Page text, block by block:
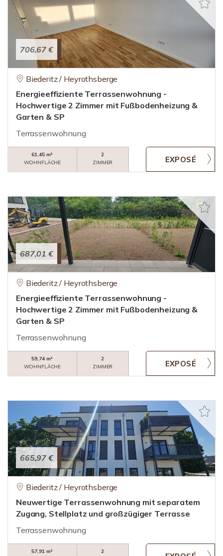
706,67 €
Biederitz / Heyrothsberge
Energieeffiziente Terrassenwohnung -
Hochwertige 2 Zimmer mit Fußbodenheizung &
Garten & SP
Terrassenwohnung
61,45 m²
WOHNFLÄCHE
2
ZIMMER
687,01 €
Biederitz / Heyrothsberge
Energieeffiziente Terrassenwohnung -
Hochwertige 2 Zimmer mit Fußbodenheizung &
Garten & SP
Terrassenwohnung
59,74 m²
WOHNFLÄCHE
2
ZIMMER
665,97 €
Biederitz / Heyrothsberge
Neuwertige Terrassenwohnung mit separatem
Zugang, Stellplatz und großzügiger Terrasse
Terrassenwohnung
57,91 m² 2